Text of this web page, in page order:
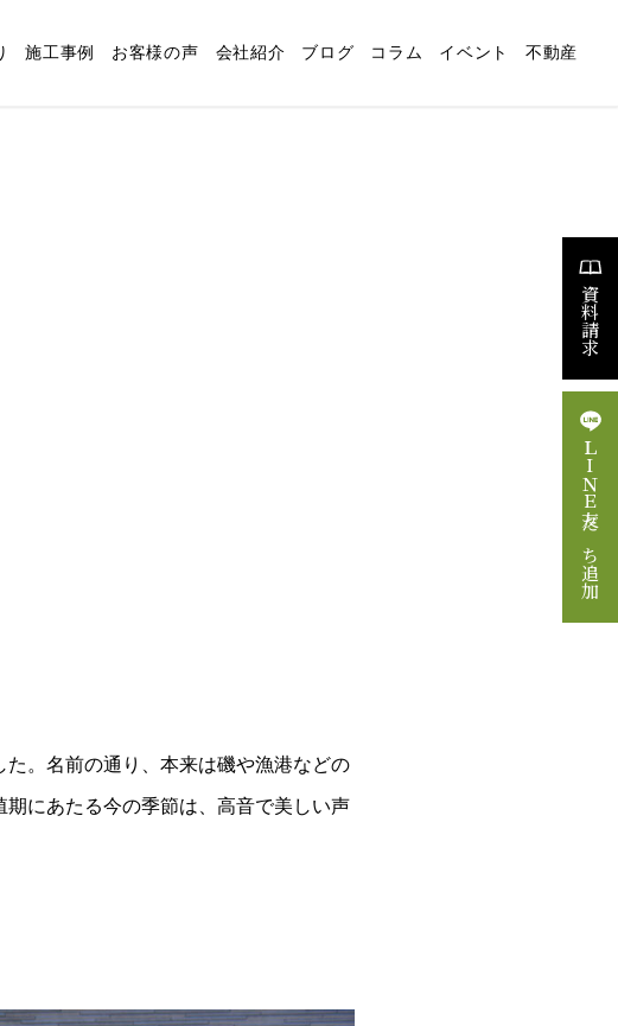
施工事例 お客様の声 会社紹介 ブログ コラム イベント 不動産
資料請求
ＬＩＮＥ友だち追加
。名前の通り、本来は磯や漁港などの
にあたる今の季節は、高音で美しい声